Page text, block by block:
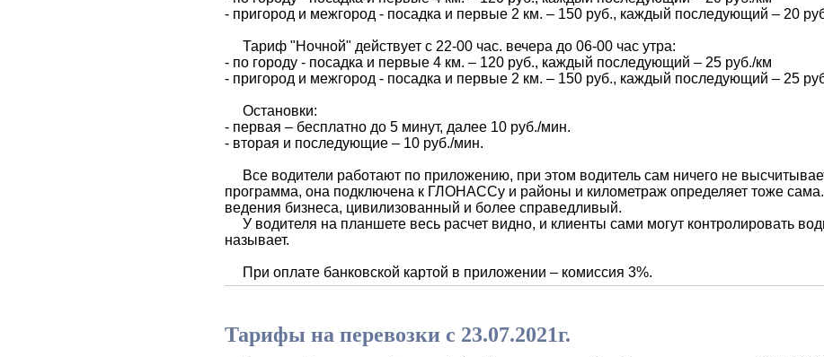
- пригород и межгород - посадка и первые 2 км. – 150 руб., каждый последующий – 20
Тариф "Ночной" действует с 22-00 час. вечера до 06-00 час утра:
- по городу - посадка и первые 4 км. – 120 руб., каждый последующий – 25 руб./км
- пригород и межгород - посадка и первые 2 км. – 150 руб., каждый последующий – 25
Остановки:
- первая – бесплатно до 5 минут, далее 10 руб./мин.
- вторая и последующие – 10 руб./мин.
Все водители работают по приложению, при этом водитель сам ничего не
программа, она подключена к ГЛОНАССу и районы и километраж определяет тоже
ведения бизнеса, цивилизованный и более справедливый.
У водителя на планшете весь расчет видно, и клиенты сами могут контролировать
называет.
При оплате банковской картой в приложении – комиссия 3%.
Тарифы на перевозки с 23.07.2021г.